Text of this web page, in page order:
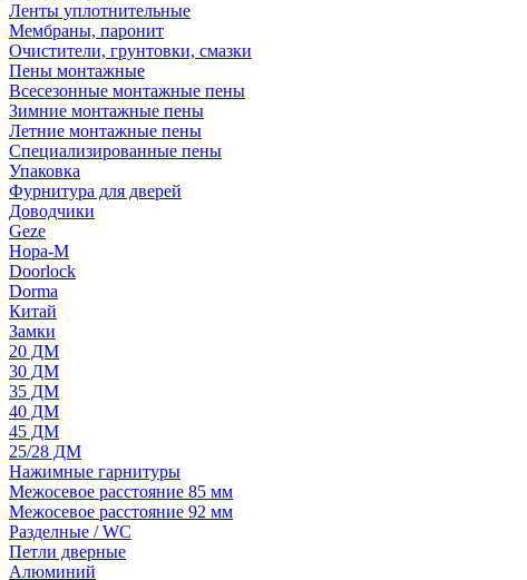
Ленты уплотнительные
Мембраны, паронит
Очистители, грунтовки, смазки
Пены монтажные
Всесезонные монтажные пены
Зимние монтажные пены
Летние монтажные пены
Специализированные пены
Упаковка
Фурнитура для дверей
Доводчики
Geze
Нора-М
Doorlock
Dorma
Китай
Замки
20 ДМ
30 ДМ
35 ДМ
40 ДМ
45 ДМ
25/28 ДМ
Нажимные гарнитуры
Межосевое расстояние 85 мм
Межосевое расстояние 92 мм
Разделные / WC
Петли дверные
Алюминий